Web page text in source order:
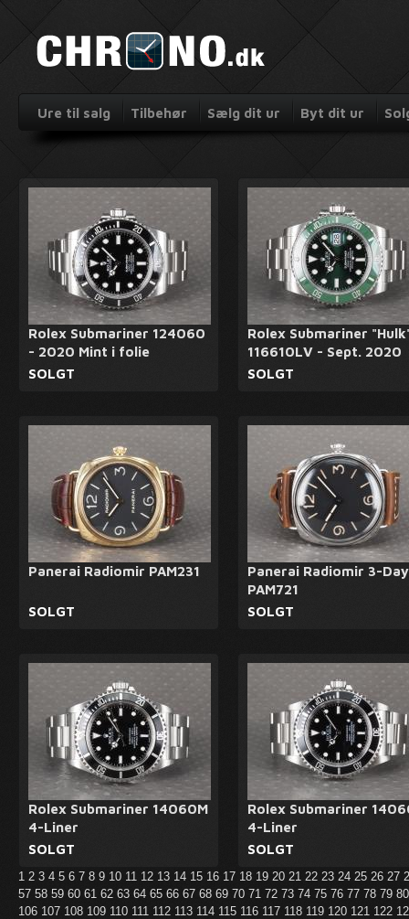
Ure til salg Tilbehør Sælg dit ur Byt dit ur
Rolex Submariner 124060
- 2020 Mint i folie
SOLGT
Rolex Submariner
116610LV - Sept. 2020
SOLGT
Panerai Radiomir PAM231
SOLGT
Panerai Radiomir 3-
PAM721
SOLGT
Rolex Submariner 14060M
4-Liner
SOLGT
Rolex Submariner
4-Liner
SOLGT
1 2 3 4 5 6 7 8 9 10 11 12 13 14 15 16 17 18 19 20 21 22 23 24 25 26 27
57 58 59 60 61 62 63 64 65 66 67 68 69 70 71 72 73 74 75 76 77 78 79
106 107 108 109 110 111 112 113 114 115 116 117 118 119 120 121 122